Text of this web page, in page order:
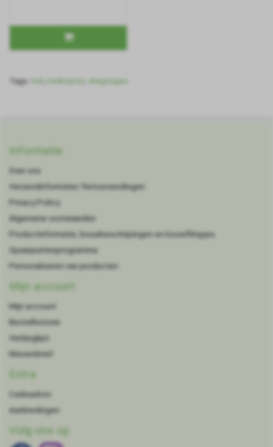
Tags: heli helikopter vliegtuigen
Informatie
Over ons
Verzendinformatie/ Retourzendingen
Privacy Policy
Algemene voorwaarden
Productinformatie, bouwbeschrijvingen en bouwfilmpjes
Spaarpuntenprogramma
Personaliseren van producten
Mijn account
Mijn account
Bestelhistorie
Verlanglijst
Nieuwsbrief
Extra
Cadeaubon
Aanbiedingen
Volg ons op